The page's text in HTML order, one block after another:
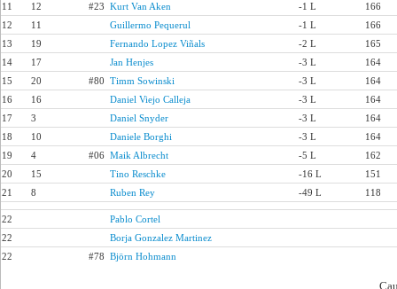
11
12 #23 Kurt Van Aken -1 L
166
12
11 Guillermo Pequerul -1 L
166
13
19 Fernando Lopez Viñals -2 L
165
14
17 Jan Henjes -3 L
164
15
20 #80 Timm Sowinski -3 L
164
16
16 Daniel Viejo Calleja -3 L
164
17
3 Daniel Snyder -3 L
164
18
10 Daniele Borghi -3 L
164
19
4 #06 Maik Albrecht -5 L
162
20
15 Tino Reschke -16 L
151
21
8 Ruben Rey -49 L 118
22
Pablo Cortel
22
Borja Gonzalez Martinez
22
#78 Björn Hohmann